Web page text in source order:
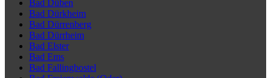
Bad Düben
Bad Dürkheim
Bad Dürrenberg
Bad Dürrheim
Bad Elster
Bad Ems
Bad Fallingbostel